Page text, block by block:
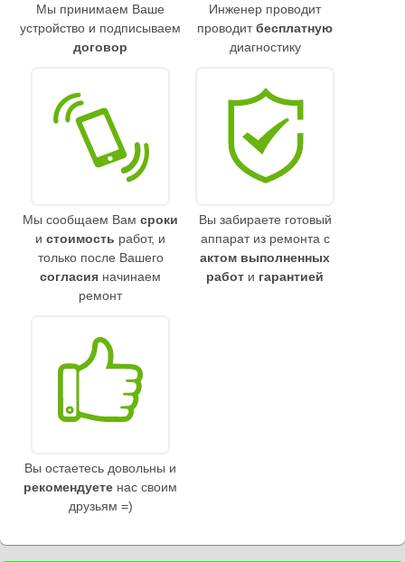
Мы принимаем Ваше
устройство и подписываем
договор
Инженер проводит
проводитбесплатную
диагностику
Мы сообщаем Вам сроки
и стоимость работ, и
только после Вашего
согласия начинаем
ремонт
Вы забираете готовый
аппарат из ремонта с
актом выполненных
работ и гарантией
Вы остаетесь довольны и
рекомендуете нас своим
друзьям =)